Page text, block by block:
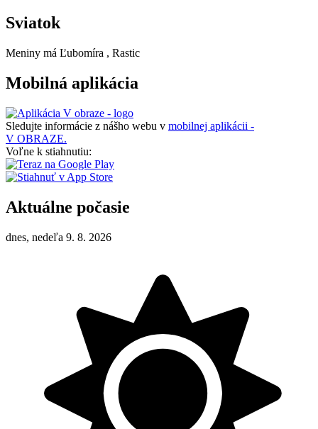
Sviatok
Meniny má Ľubomíra , Rastic
Mobilná aplikácia
Sledujte informácie z nášho webu v mobilnej aplikácii -
V OBRAZE.
Voľne k stiahnutiu:
Aktuálne počasie
dnes, nedeľa 9. 8. 2026